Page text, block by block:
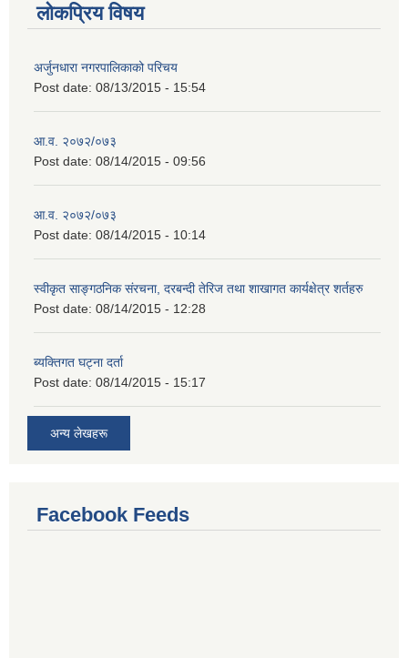
लोकप्रिय विषय
अर्जुनधारा नगरपालिकाको परिचय
Post date: 08/13/2015 - 15:54
आ.व. २०७२/०७३
Post date: 08/14/2015 - 09:56
आ.व. २०७२/०७३
Post date: 08/14/2015 - 10:14
स्वीकृत साङ्गठनिक संरचना, दरबन्दी तेरिज तथा शाखागत कार्यक्षेत्र शर्तहरु
Post date: 08/14/2015 - 12:28
ब्यक्तिगत घट्ना दर्ता
Post date: 08/14/2015 - 15:17
अन्य लेखहरू
Facebook Feeds